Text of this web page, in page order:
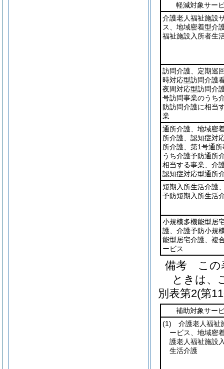
軽減対象サー
介護老人福祉施設
ス、地域密着型介
福祉施設入所者生
訪問介護、定期巡
時対応型訪問介護
夜間対応型訪問介
号訪問事業のうち
防訪問介護に相当
業
通所介護、地域密
所介護、認知症対
所介護、第1号通
うち介護予防通所
相当する事業、介
認知症対応型通所
短期入所生活介護
予防短期入所生活
小規模多機能型居
護、介護予防小規
能型居宅介護、複
ービス
備考 この
ときは、
別表第2(第
補助対象サー
(1) 介護老人福祉
ービス、地域密
護老人福祉施設
生活介護